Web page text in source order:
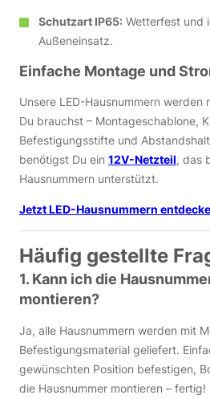
Schutzart IP65: Wetterfest und
Außeneinsatz.
Einfache Montage und
Unsere LED-Hausnummern werden
Du brauchst – Montageschablone,
Befestigungsstifte und
benötigst Du ein 12V-Netzteil, das
Hausnummern unterstützt.
Jetzt LED-Hausnummern
Häufig gestellte
1. Kann ich die
montieren?
Ja, alle Hausnummern werden mit
Befestigungsmaterial geliefert.
gewünschten Position befestigen,
die Hausnummer montieren – fertig!